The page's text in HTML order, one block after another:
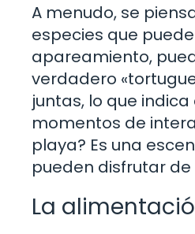
A menudo, se
especies que
apareamiento,
verdadero
juntas, lo que
momentos de
playa? Es una
pueden disfrutar
La